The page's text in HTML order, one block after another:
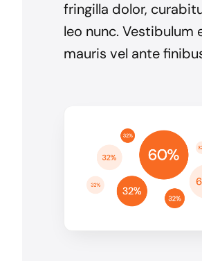
fringilla dolor,
leo nunc. Vestibulum
mauris vel ante